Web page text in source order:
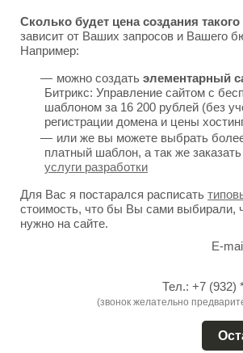
Сколько будет цена создания такого
зависит от Ваших запросов и Вашего
Например:
можно создать элементарный
Битрикс: Управление сайтом с
шаблоном за 16 200 рублей (без
регистрации домена и цены
или же вы можете выбрать
платный шаблон, а так же заказать
услуги разработки
Для Вас я постарался расписать
стоимость, что бы Вы сами выбирали,
нужно на сайте.
E-
Тел.: +7 (932)
(звонок желательно